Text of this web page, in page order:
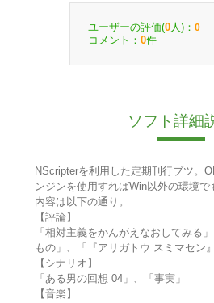
ユーザーの評価(0 人)： 0
コメント： 0件
ソフト詳細
NScripterを利用した定期刊行ブツ。
ンジンを使用すればWin以外の環境
内容は以下の通り。
【評論】
「相対主義をかんがえなおしてみる
もの」、「『アリガトウ スミマセン』
【シナリオ】
「ある男の回想 04」、「事実」
【音楽】